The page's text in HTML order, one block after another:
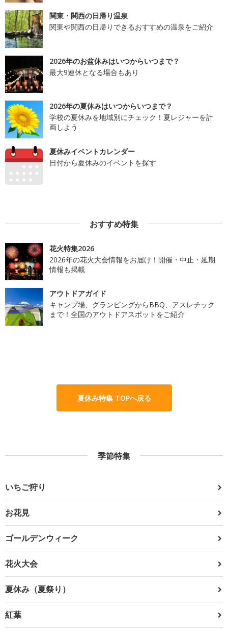
関東・関西の日帰り温泉
関東や関西の日帰りできるおすすめの温泉をご紹介
2026年のお盆休みはいつからいつまで？
最大9連休となる場合もあり
2026年の夏休みはいつからいつまで？
学校の夏休みを地域別にチェック！夏レジャーを計
画しよう
夏休みイベントカレンダー
日付から夏休みのイベントを探す
おすすめ特集
花火特集2026
2026年の花火大会情報をお届け！開催・中止・延期
情報も掲載
アウトドアガイド
キャンプ場、グランピングからBBQ、アスレチック
まで！全国のアウトドアスポットをご紹介
夏休み特集 TOPへ戻る
季節特集
いちご狩り
お花見
ゴールデンウィーク
花火大会
夏休み（夏祭り）
紅葉